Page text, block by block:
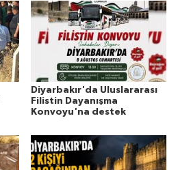
Diyarbakır'da Uluslararası
Filistin Dayanışma
Konvoyu'na destek